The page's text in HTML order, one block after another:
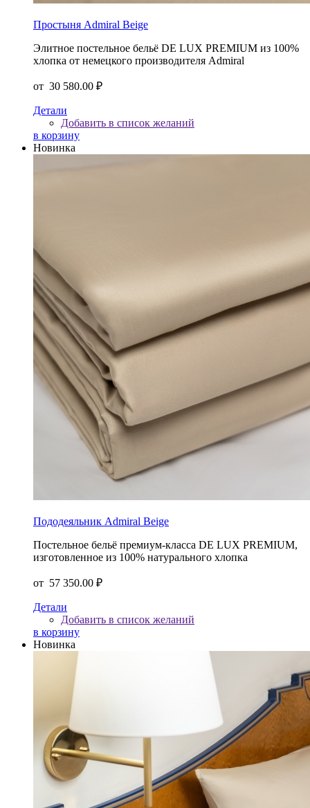
Простыня Admiral Beige
Элитное постельное бельё DE LUX PREMIUM из 100%
хлопка от немецкого производителя Admiral
от 30 580.00 ₽
Детали
Добавить в список желаний
в корзину
Новинка
Пододеяльник Admiral Beige
Постельное бельё премиум-класса DE LUX PREMIUM,
изготовленное из 100% натурального хлопка
от 57 350.00 ₽
Детали
Добавить в список желаний
в корзину
Новинка